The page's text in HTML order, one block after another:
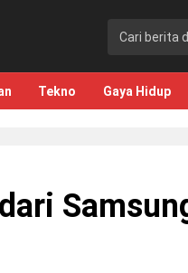
Tekno Gaya Hidup